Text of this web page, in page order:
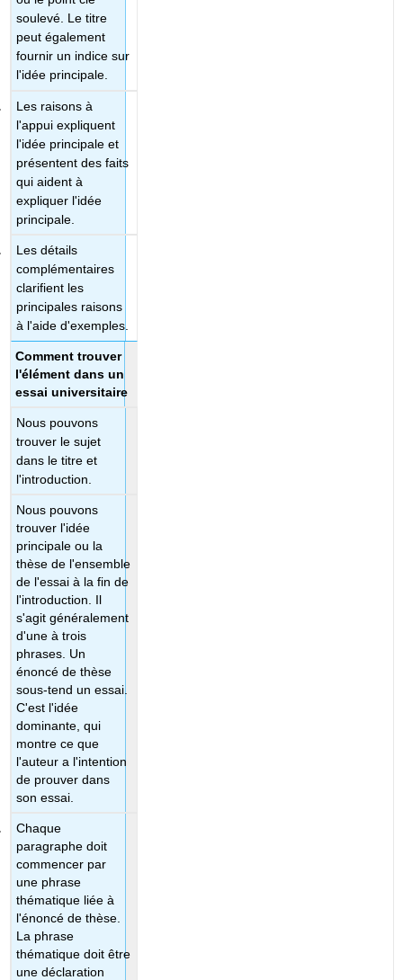
soulevé. Le titre
peut également
fournir un indice sur
l'idée principale.
Les raisons à
l'appui expliquent
l'idée principale et
présentent des faits
qui aident à
expliquer l'idée
principale.
Les détails
complémentaires
clarifient les
principales raisons
à l'aide d'exemples.
Comment trouver
l'élément dans un
essai universitaire
Nous pouvons
trouver le sujet
dans le titre et
l'introduction.
Nous pouvons
trouver l'idée
principale ou la
thèse de l'ensemble
de l'essai à la fin de
l'introduction. Il
s'agit généralement
d'une à trois
phrases. Un
énoncé de thèse
sous-tend un essai.
C'est l'idée
dominante, qui
montre ce que
l'auteur a l'intention
de prouver dans
son essai.
Chaque
paragraphe doit
commencer par
une phrase
thématique liée à
l'énoncé de thèse.
La phrase
thématique doit être
une déclaration